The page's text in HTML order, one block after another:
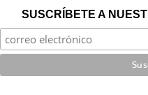
SUSCRÍBETE A